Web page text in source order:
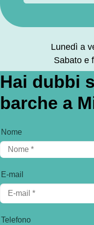
Lunedì a
Sabato e
Hai dubbi
barche a
Nome
E-mail
Telefono